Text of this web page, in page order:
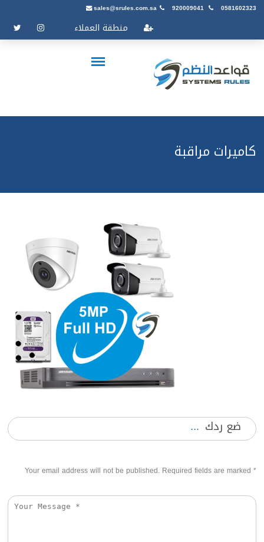
sales@srules.com.sa 920009041 0581602323
منطقة العملاء
كاميرات مراقبة
ضع ردك
Your email address will not be published. Required fields are marked *